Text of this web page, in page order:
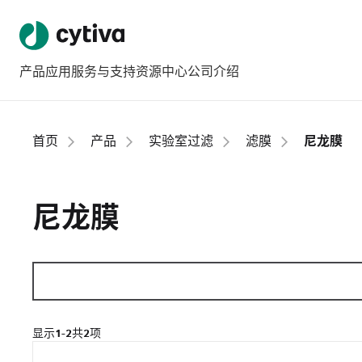
产品应用 服务与支持资源中心公司介绍
首页 产品 实验室过滤 滤膜 尼龙膜
尼龙膜
显示1-2共2项